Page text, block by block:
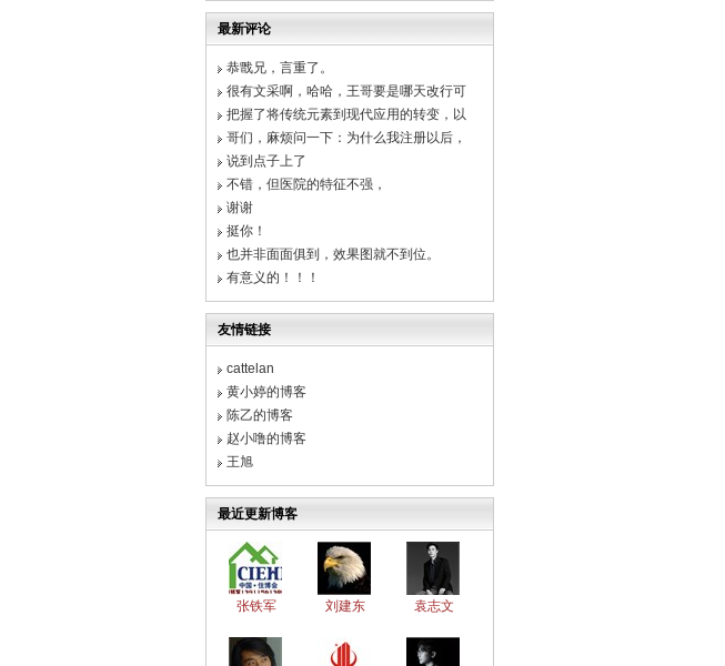
最新评论
恭戬兄，言重了。
很有文采啊，哈哈，王哥要是哪天改行可
把握了将传统元素到现代应用的转变，以
哥们，麻烦问一下：为什么我注册以后，
说到点子上了
不错，但医院的特征不强，
谢谢
挺你！
也并非面面俱到，效果图就不到位。
有意义的！！！
友情链接
cattelan
黄小婷的博客
陈乙的博客
赵小噜的博客
王旭
最近更新博客
张铁军 刘建东 袁志文